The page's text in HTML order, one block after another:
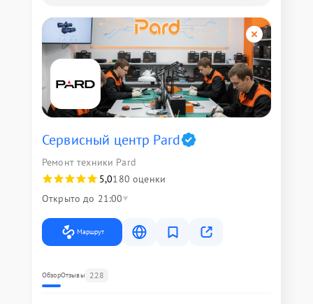
Сервисный центр Pard
Ремонт техники Pard
5,0180 оценки
Открыто до 21:00
Маршрут
ОбзорОтзывы 228